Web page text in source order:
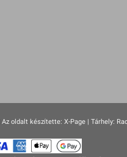
Az oldalt készítette: X-Page| Tárhely: